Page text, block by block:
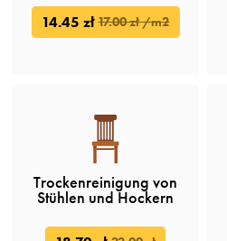
14.45 zł 17.00 zł /m2
Trockenreinigung von
Stühlen und Hockern